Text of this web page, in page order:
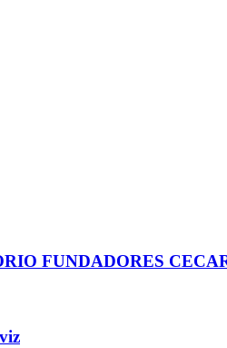
FUNDADORES